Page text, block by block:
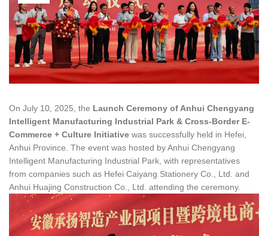
On July 10, 2025, the Launch Ceremony of Anhui Chengyang
Intelligent Manufacturing Industrial Park & Cross-Border E-
Commerce + Culture Initiative was successfully held in Hefei,
Anhui Province. The event was hosted by Anhui Chengyang
Intelligent Manufacturing Industrial Park, with representatives
from companies such as Hefei Caiyang Stationery Co., Ltd. and
Anhui Huajing Construction Co., Ltd. attending the ceremony.